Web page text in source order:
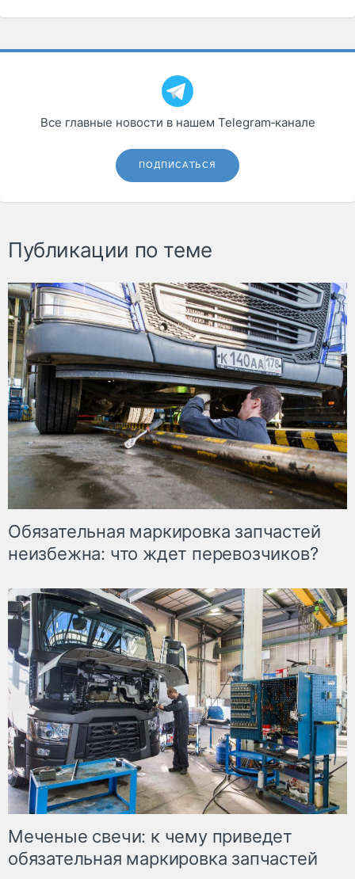
Все главные новости в нашем Telegram‑канале
ПОДПИСАТЬСЯ
Публикации по теме
Обязательная маркировка запчастей
неизбежна: что ждет перевозчиков?
Меченые свечи: к чему приведет
обязательная маркировка запчастей